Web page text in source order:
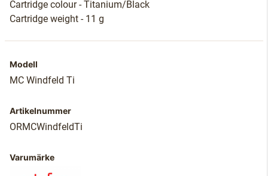
Cartridge colour - Titanium/Black
Cartridge weight - 11 g
Modell
MC Windfeld Ti
Artikelnummer
ORMCWindfeldTi
Varumärke